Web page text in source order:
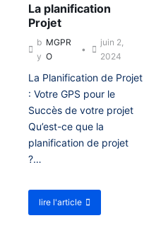
M
o
è
l
e
d
e
M
n
a
e
m
e
La planification
Projet
b
y
MGPR
O
juin 2,
2024
La Planification de Projet
: Votre GPS pour le
Succès de votre projet
Qu’est-ce que la
planification de projet
?…
lire l'article
a